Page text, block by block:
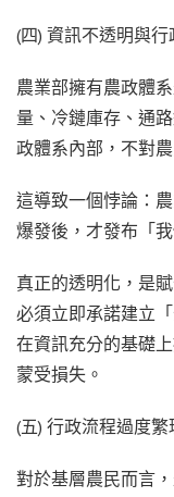
(四) 資訊不透明與
農業部擁有農政體
量、冷鏈庫存、通
政體系內部，不對
這導致一個悖論：
爆發後，才發布「
真正的透明化，是
必須立即承諾建立
在資訊充分的基礎
蒙受損失。
(五) 行政流程過度
對於基層農民而言